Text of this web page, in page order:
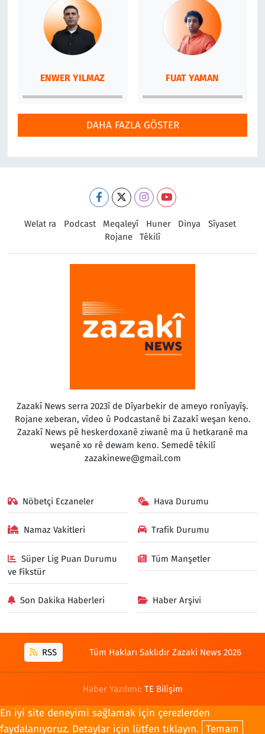
ENWER YILMAZ FUAT YAMAN
DAHA FAZLA GÖSTER
Welat ra Podcast Meqaleyî Huner Dinya
Sîyaset
Rojane
Têkilî
Zazakî News serra 2023î de Dîyarbekir de ameyo ronîyayîş.
Rojane xeberan, vîdeo û Podcastanê bi Zazakî weşan keno.
Zazakî News pê heskerdoxanê ziwanê ma û hetkaranê ma
weşanê xo rê dewam keno. Semedê têkilî
zazakinewe@gmail.com
Nöbetçi Eczaneler Hava Durumu
Namaz Vakitleri Trafik Durumu
Süper Lig Puan Durumu
ve Fikstür
Tüm Manşetler
Son Dakika Haberleri Haber Arşivi
RSS Tüm Hakları Saklıdır Zazaki News 2026
Haber Yazılımı: TE Bilişim
En iyi site deneyimi sağlamak için çerezlerden
faydalanıyoruz. Detaylar için lütfen tıklayın. Temam